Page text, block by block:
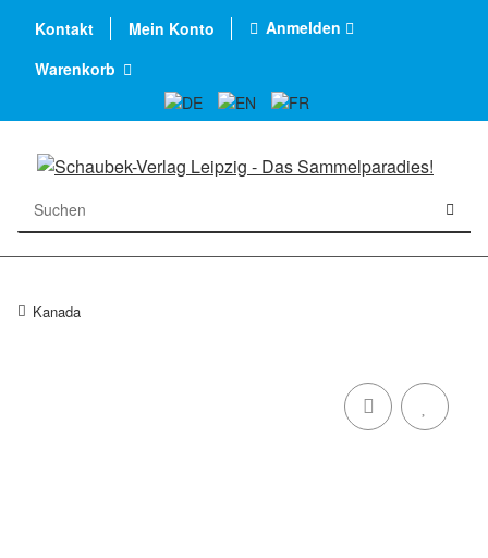
Kontakt Mein Konto
Anmelden
Warenkorb
Kanada